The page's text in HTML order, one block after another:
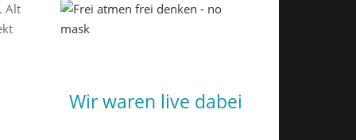
Alt
Wir waren live dabei